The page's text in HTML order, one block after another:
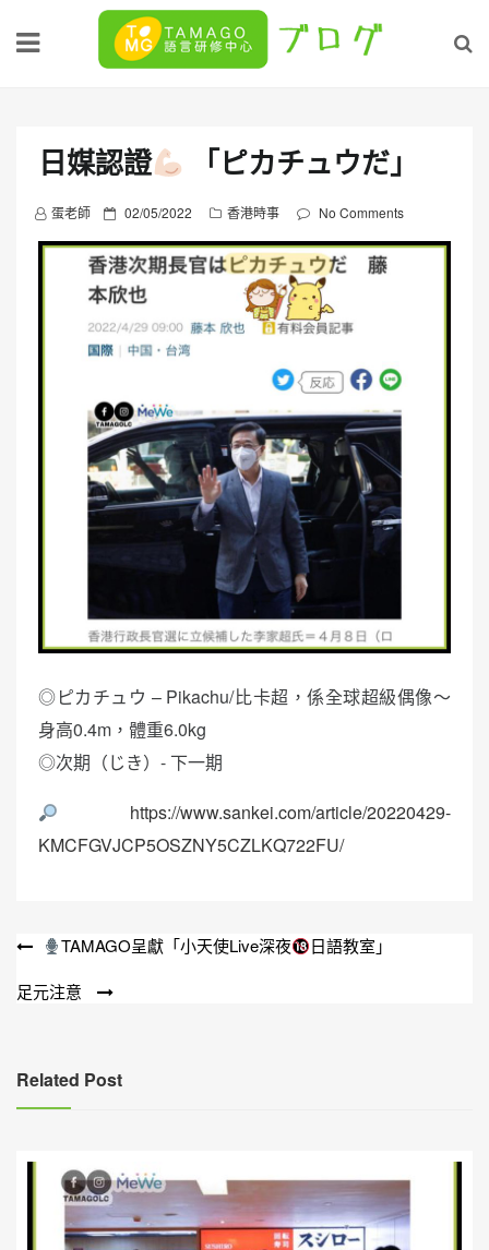
日媒認證 「ピカチュウだ」
蛋老師
P
o
s
t
d
02/05/2022 香港時事 No Comments
◎ピカチュウ – Pikachu/比卡超，係全球超級偶像～
身高0.4m，體重6.0kg
◎次期（じき）- 下一期
https://www.sankei.com/article/20220429-
KMCFGVJCP5OSZNY5CZLKQ722FU/
文
章
TAMAGO呈獻「小天使Live深夜
日語教室」
足元注意
Related Post